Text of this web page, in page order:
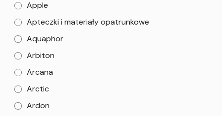
Apple
Apteczki i materiały opatrunkowe
Aquaphor
Arbiton
Arcana
Arctic
Ardon